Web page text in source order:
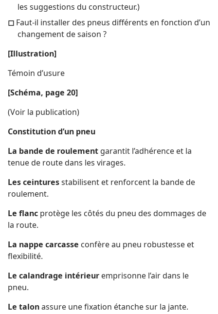
les suggestions du constructeur.)
◻ Faut-​il installer des pneus différents en fonction d’un
changement de saison ?
[Illustration]
Témoin d’usure
[Schéma, page 20]
(Voir la publication)
Constitution d’un pneu
La bande de roulement garantit l’adhérence et la
tenue de route dans les virages.
Les ceinturesstabilisent et renforcent la bande de
roulement.
Le flanc protège les côtés du pneu des dommages de
la route.
La nappe carcasse confère au pneu robustesse et
flexibilité.
Le calandrage intérieur emprisonne l’air dans le
pneu.
Le talonassure une fixation étanche sur la jante.